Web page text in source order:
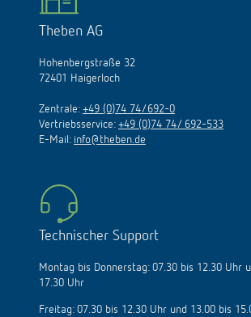
Theben AG
Hohenbergstraße 32
72401 Haigerloch
Zentrale: +49 (0)74 74/692-0
Vertriebsservice: +49 (0)74 74/ 692-533
E-Mail: info@theben.de
Technischer Support
Montag bis Donnerstag: 07.30 bis 12.30 Uhr
17.30 Uhr
Freitag: 07.30 bis 12.30 Uhr und 13.00 bis